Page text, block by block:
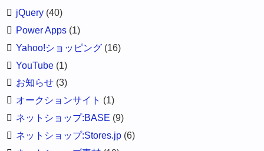
jQuery (40)
Power Apps (1)
Yahoo!ショッピング (16)
YouTube (1)
お知らせ (3)
オークションサイト (1)
ネットショップ:BASE (9)
ネットショップ:Stores.jp (6)